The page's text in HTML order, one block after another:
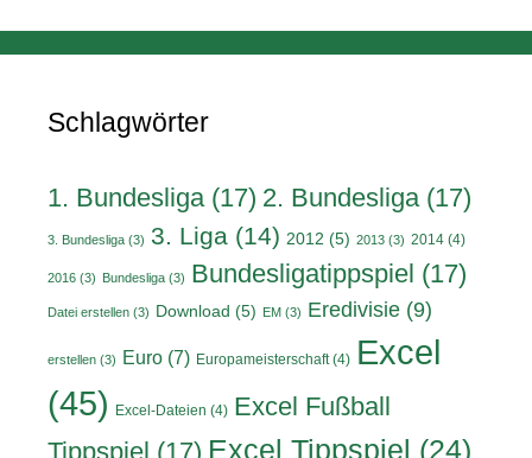
Schlagwörter
1. Bundesliga(17) 2. Bundesliga(17)
3. Bundesliga (3) 3. Liga (14) 2012 (5) 2013 (3) 2014 (4)
2016 (3) Bundesliga (3) Bundesligatippspiel (17)
Datei erstellen (3) Download (5) EM (3) Eredivisie (9)
erstellen (3) Euro (7) Europameisterschaft(4) Excel
(45)
Excel-Dateien (4) Excel Fußball
Tippspiel (17) Excel Tippspiel (24)